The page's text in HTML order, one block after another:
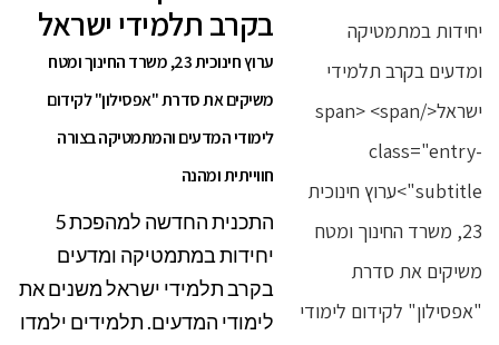
בקרב תלמידי ישראל
ערוץ חינוכית 23, משרד החינוך ומטח
משיקים את סדרת "אפסילון" לקידום
לימודי המדעים והמתמטיקה בצורה
חווייתית ומהנה
התכנית החדשה למהפכת 5
יחידות במתמטיקה ומדעים
בקרב תלמידי ישראל משנים את
לימודי המדעים. תלמידים ילמדו